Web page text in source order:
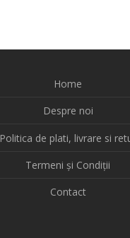
Home
Despre noi
Politica de plati, livrare si
Termeni și Condiții
Contact